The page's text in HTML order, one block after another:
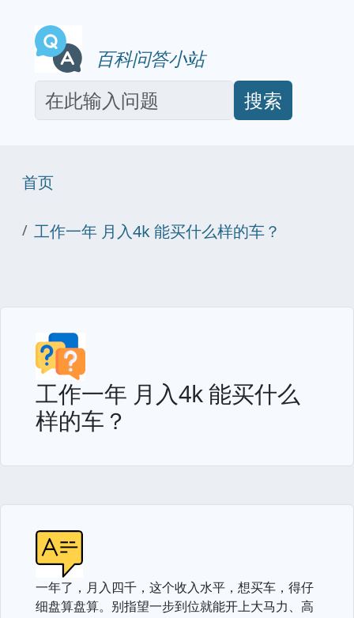
百科问答小站
搜索
首页
工作一年 月入4k 能买什么样的车？
工作一年 月入4k 能买什么
样的车？
一年了，月入四千，这个收入水平，想买车，得仔
细盘算盘算。别指望一步到位就能开上大马力、高